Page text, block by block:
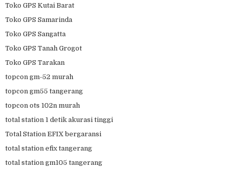
Toko GPS Kutai Barat
Toko GPS Samarinda
Toko GPS Sangatta
Toko GPS Tanah Grogot
Toko GPS Tarakan
topcon gm-52 murah
topcon gm55 tangerang
topcon ots 102n murah
total station 1 detik akurasi tinggi
Total Station EFIX bergaransi
total station efix tangerang
total station gm105 tangerang